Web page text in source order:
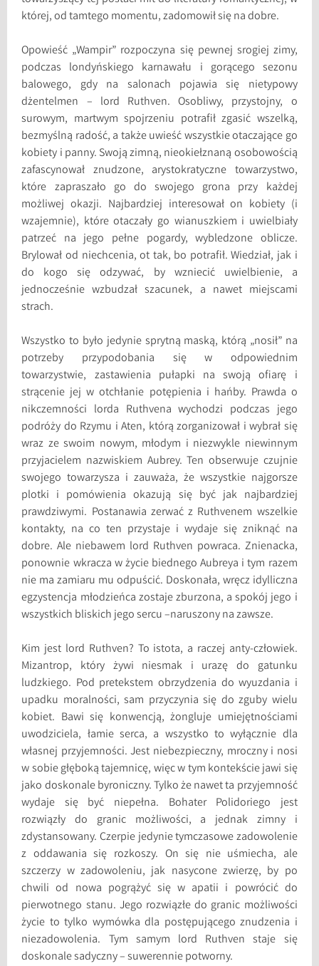
której, od tamtego momentu, zadomowił się na dobre.
Opowieść „Wampir” rozpoczyna się pewnej srogiej zimy,
podczas londyńskiego karnawału i gorącego sezonu
balowego, gdy na salonach pojawia się nietypowy
dżentelmen – lord Ruthven. Osobliwy, przystojny, o
surowym, martwym spojrzeniu potrafił zgasić wszelką,
bezmyślną radość, a także uwieść wszystkie otaczające go
kobiety i panny. Swoją zimną, nieokiełznaną osobowością
zafascynował znudzone, arystokratyczne towarzystwo,
które zapraszało go do swojego grona przy każdej
możliwej okazji. Najbardziej interesował on kobiety (i
wzajemnie), które otaczały go wianuszkiem i uwielbiały
patrzeć na jego pełne pogardy, wybledzone oblicze.
Brylował od niechcenia, ot tak, bo potrafił. Wiedział, jak i
do kogo się odzywać, by wzniecić uwielbienie, a
jednocześnie wzbudzał szacunek, a nawet miejscami
strach.
Wszystko to było jedynie sprytną maską, którą „nosił” na
potrzeby przypodobania się w odpowiednim
towarzystwie, zastawienia pułapki na swoją ofiarę i
strącenie jej w otchłanie potępienia i hańby. Prawda o
nikczemności lorda Ruthvena wychodzi podczas jego
podróży do Rzymu i Aten, którą zorganizował i wybrał się
wraz ze swoim nowym, młodym i niezwykle niewinnym
przyjacielem nazwiskiem Aubrey. Ten obserwuje czujnie
swojego towarzysza i zauważa, że wszystkie najgorsze
plotki i pomówienia okazują się być jak najbardziej
prawdziwymi. Postanawia zerwać z Ruthvenem wszelkie
kontakty, na co ten przystaje i wydaje się zniknąć na
dobre. Ale niebawem lord Ruthven powraca. Znienacka,
ponownie wkracza w życie biednego Aubreya i tym razem
nie ma zamiaru mu odpuścić. Doskonała, wręcz idylliczna
egzystencja młodzieńca zostaje zburzona, a spokój jego i
wszystkich bliskich jego sercu –naruszony na zawsze.
Kim jest lord Ruthven? To istota, a raczej anty-człowiek.
Mizantrop, który żywi niesmak i urazę do gatunku
ludzkiego. Pod pretekstem obrzydzenia do wyuzdania i
upadku moralności, sam przyczynia się do zguby wielu
kobiet. Bawi się konwencją, żongluje umiejętnościami
uwodziciela, łamie serca, a wszystko to wyłącznie dla
własnej przyjemności. Jest niebezpieczny, mroczny i nosi
w sobie głęboką tajemnicę, więc w tym kontekście jawi się
jako doskonale byroniczny. Tylko że nawet ta przyjemność
wydaje się być niepełna. Bohater Polidoriego jest
rozwiązły do granic możliwości, a jednak zimny i
zdystansowany. Czerpie jedynie tymczasowe zadowolenie
z oddawania się rozkoszy. On się nie uśmiecha, ale
szczerzy w zadowoleniu, jak nasycone zwierzę, by po
chwili od nowa pogrążyć się w apatii i powrócić do
pierwotnego stanu. Jego rozwiązłe do granic możliwości
życie to tylko wymówka dla postępującego znudzenia i
niezadowolenia. Tym samym lord Ruthven staje się
doskonale sadyczny – suwerennie potworny.